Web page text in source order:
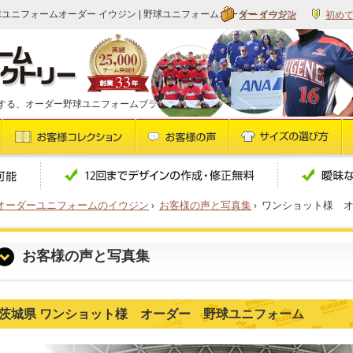
ニフォームオーダー イウジン | 野球ユニフォームオーダー イウジン 初め
オーダー方法
る、オーダー野球ユニフォームブランドです
ーダーユニフォームのイウジン › お客様の声と写真集› ワンショット様
お客様の声と写真集
城県 ワンショット様 オーダー 野球ユニフォーム